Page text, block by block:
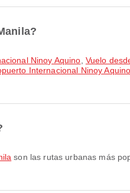
Ninoy Aquino Vuelo
Internacional Ninoy Aquino
son las rutas urbanas más